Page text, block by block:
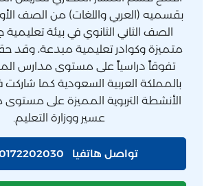
بقسميه (العربي واللغات) من الصف الأول
الصف الثاني الثانوي في بيئة تعليمية
متميزة وكوادر تعليمية مبدعة، وقد
تفوقاً دراسياً على مستوى مدارس
بالمملكة العربية السعودية كما
الأنشطة التربوية المميزة على
عسير ووزارة التعليم.
تواصل هاتفيا